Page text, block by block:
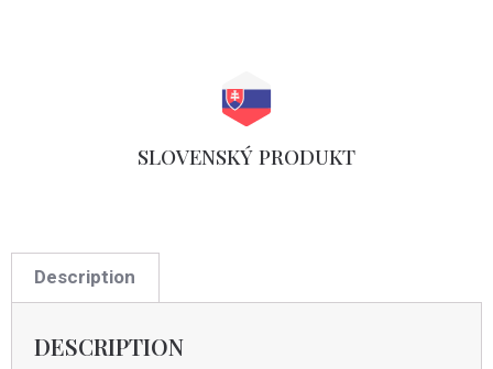
SLOVENSKÝ PRODUKT
Description
DESCRIPTION